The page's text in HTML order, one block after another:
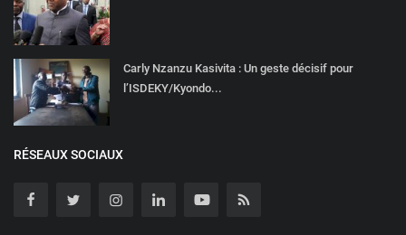
Carly Nzanzu Kasivita : Un geste décisif pour
l’ISDEKY/Kyondo...
RÉSEAUX SOCIAUX